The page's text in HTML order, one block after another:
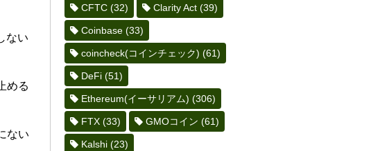
ない
める
ない
CFTC (32) Clarity Act (39)
Coinbase (33)
coincheck(コインチェック) (61)
DeFi (51)
Ethereum(イーサリアム) (306)
FTX (33) GMOコイン (61)
Kalshi (23)